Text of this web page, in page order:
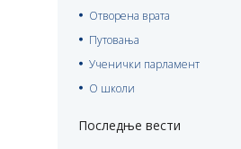
Отворена врата
Путовања
Ученички парламент
О школи
Последње вести